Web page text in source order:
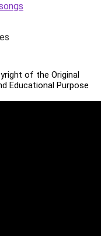
of the Original
Educational Purpose